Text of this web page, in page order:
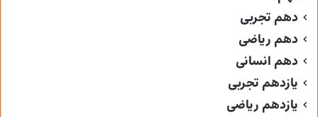
دهم تجربی
دهم ریاضی
دهم انسانی
یازدهم تجربی
یازدهم ریاضی